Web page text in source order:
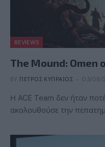
REVIEWS
The Mound: Omen
BY ΠΈΤΡΟΣ ΚΥΠΡΑΊΟΣ 03/08/
Η ACE Team δεν ήταν
ακολουθούσε την